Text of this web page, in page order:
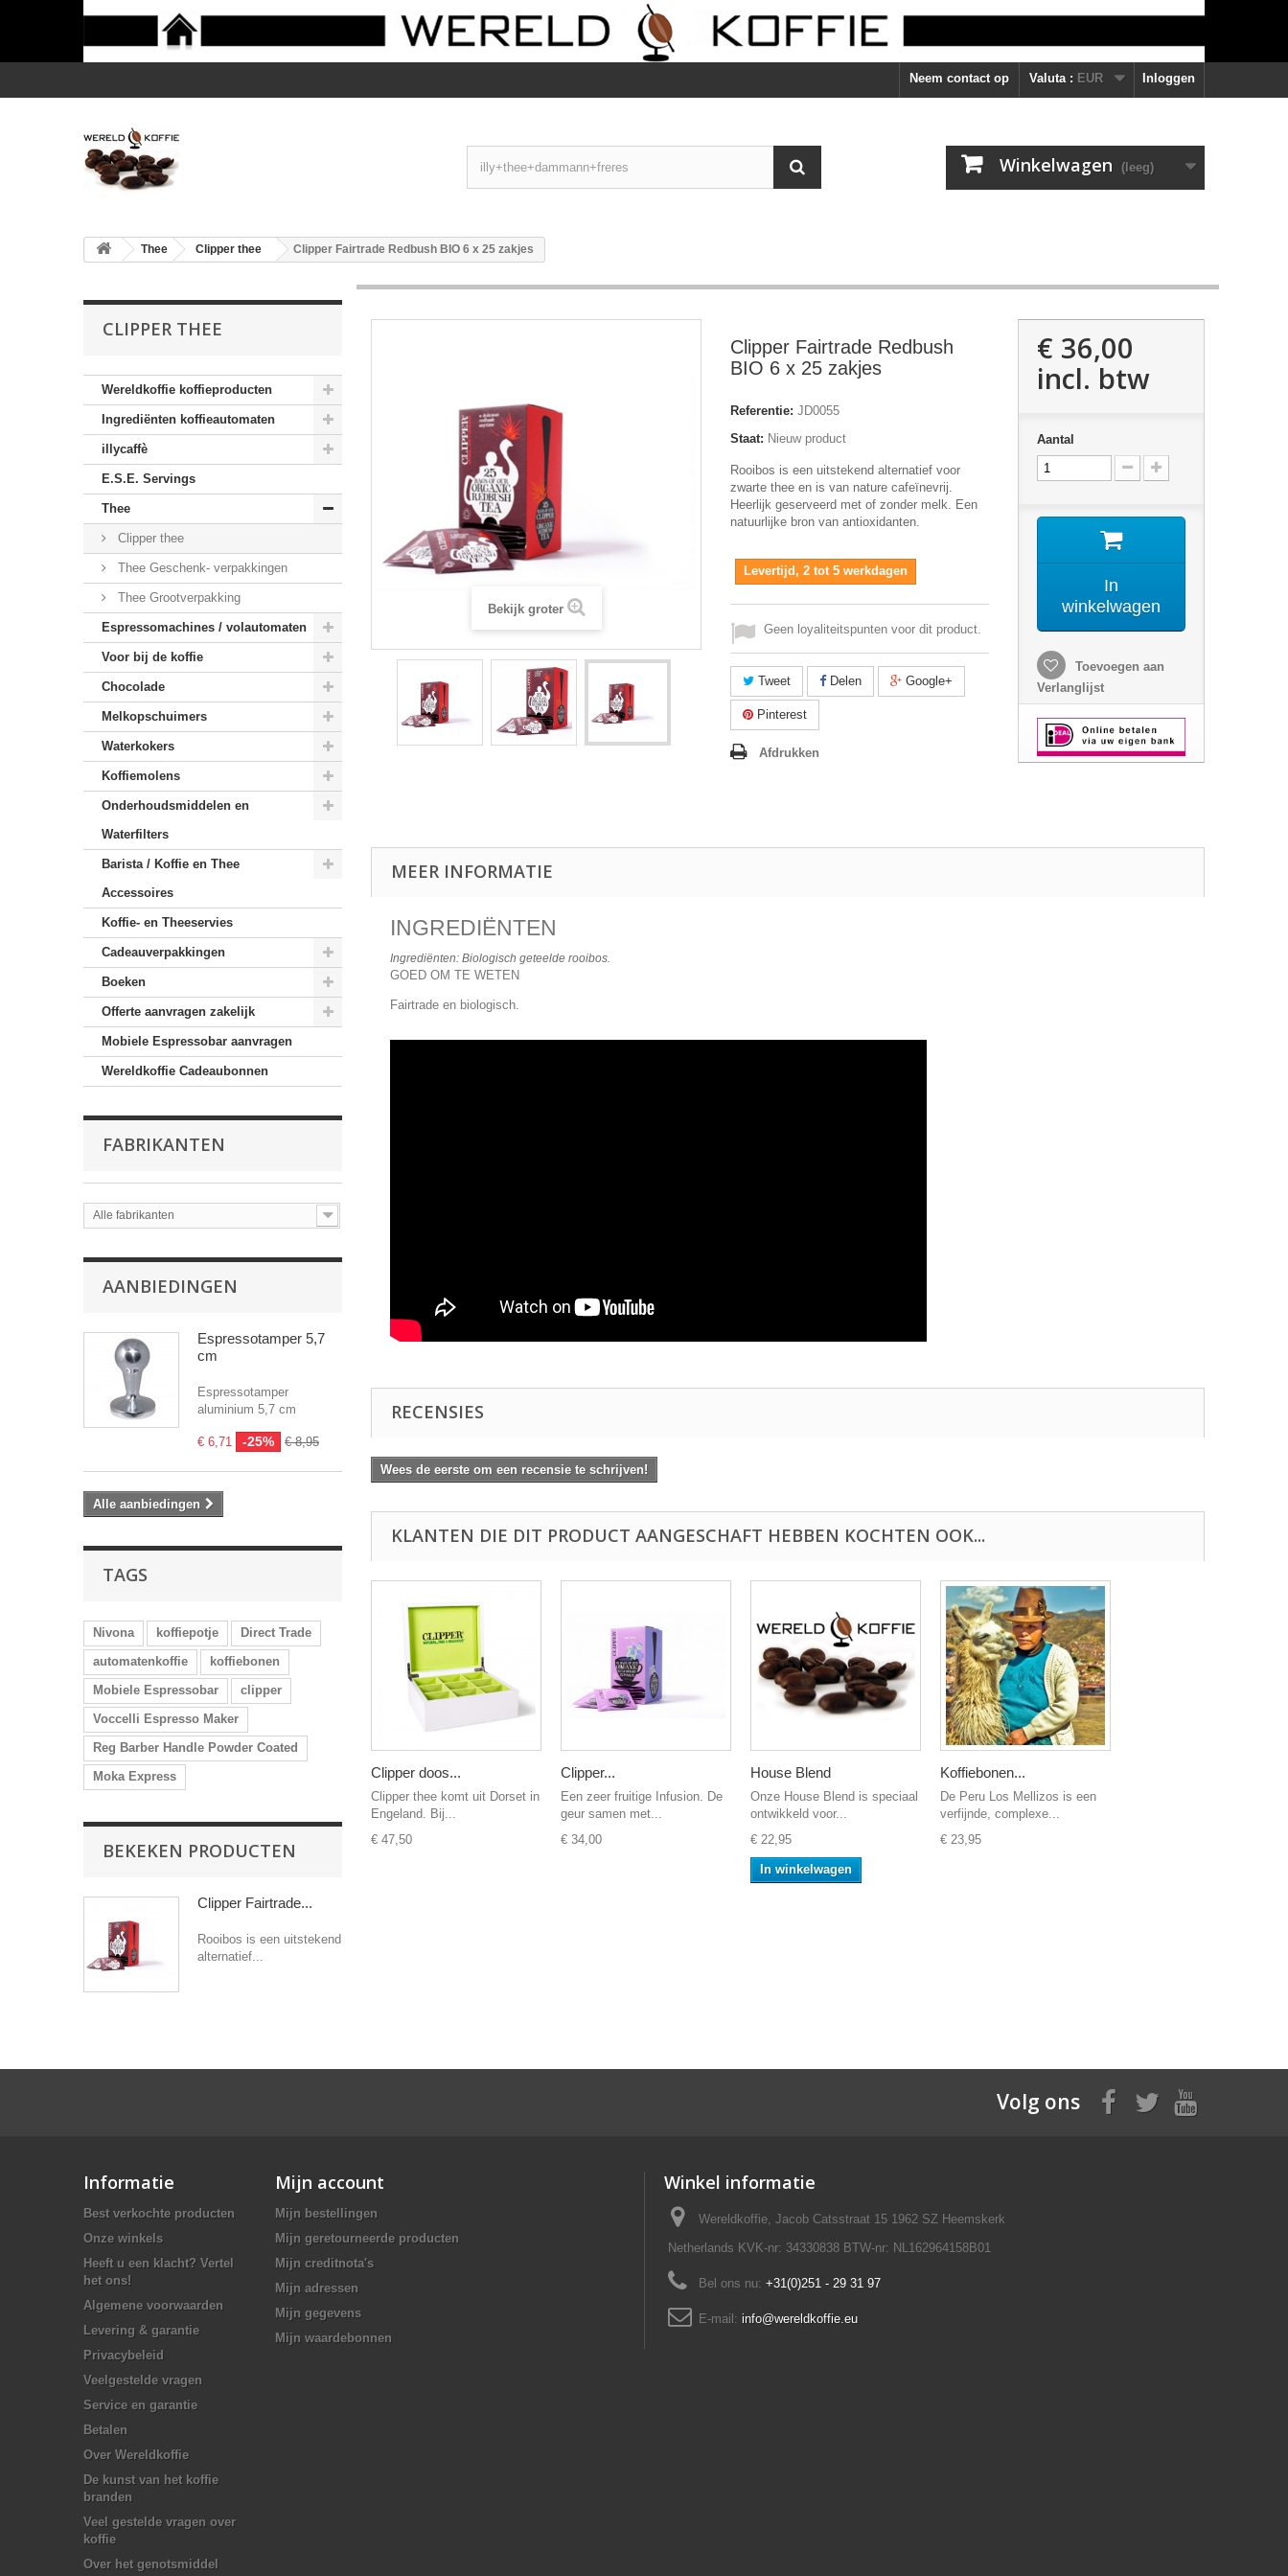
Inloggen
Valuta : EUR
Neem contact op
Winkelwagen (leeg)
Thee Clipper thee Clipper Fairtrade Redbush BIO 6 x 25 zakjes
CLIPPER THEE
Wereldkoffie koffieproducten
Ingrediënten koffieautomaten
illycaffè
E.S.E. Servings
Thee
Clipper thee
Thee Geschenk- verpakkingen
Thee Grootverpakking
Espressomachines / volautomaten
Voor bij de koffie
Chocolade
Melkopschuimers
Waterkokers
Koffiemolens
Onderhoudsmiddelen en
Waterfilters
Barista / Koffie en Thee
Accessoires
Koffie- en Theeservies
Cadeauverpakkingen
Boeken
Offerte aanvragen zakelijk
Mobiele Espressobar aanvragen
Wereldkoffie Cadeaubonnen
FABRIKANTEN
Alle fabrikanten
AANBIEDINGEN
Espressotamper 5,7
cm
Espressotamper
aluminium 5,7 cm
€ 6,71 -25% € 8,95
Alle aanbiedingen
TAGS
Nivona koffiepotje
Direct Trade
automatenkoffie
koffiebonen
Mobiele Espressobar
clipper
Voccelli Espresso Maker
Reg Barber Handle Powder Coated
Moka Express
BEKEKEN PRODUCTEN
Clipper Fairtrade...
Rooibos is een uitstekend
alternatief...
Bekijk groter
Clipper Fairtrade Redbush
BIO 6 x 25 zakjes
Referentie: JD0055
Staat: Nieuw product
Rooibos is een uitstekend alternatief voor
zwarte thee en is van nature cafeïnevrij.
Heerlijk geserveerd met of zonder melk. Een
natuurlijke bron van antioxidanten.
Levertijd, 2 tot 5 werkdagen
Geen loyaliteitspunten voor dit product.
Tweet Delen Google+
Pinterest
Afdrukken
€ 36,00
incl. btw
Aantal
In
winkelwagen
Toevoegen aan
Verlanglijst
MEER INFORMATIE
INGREDIËNTEN
Ingrediënten: Biologisch geteelde rooibos.
GOED OM TE WETEN
Fairtrade en biologisch.
RECENSIES
Wees de eerste om een recensie te schrijven!
KLANTEN DIE DIT PRODUCT AANGESCHAFT HEBBEN KOCHTEN OOK...
Clipper doos...
Clipper thee komt uit Dorset in
Engeland. Bij...
€ 47,50
Clipper...
Een zeer fruitige Infusion. De
geur samen met...
€ 34,00
House Blend
Onze House Blend is speciaal
ontwikkeld voor...
€ 22,95
In winkelwagen
Koffiebonen...
De Peru Los Mellizos is een
verfijnde, complexe...
€ 23,95
Volg ons
Informatie
Best verkochte producten
Onze winkels
Heeft u een klacht? Vertel
het ons!
Algemene voorwaarden
Levering & garantie
Privacybeleid
Veelgestelde vragen
Service en garantie
Betalen
Over Wereldkoffie
De kunst van het koffie
branden
Veel gestelde vragen over
koffie
Over het genotsmiddel
Mijn account
Mijn bestellingen
Mijn geretourneerde producten
Mijn creditnota's
Mijn adressen
Mijn gegevens
Mijn waardebonnen
Winkel informatie
Wereldkoffie, Jacob Catsstraat 15 1962 SZ Heemskerk
Netherlands KVK-nr: 34330838 BTW-nr: NL162964158B01
Bel ons nu: +31(0)251 - 29 31 97
E-mail: info@wereldkoffie.eu